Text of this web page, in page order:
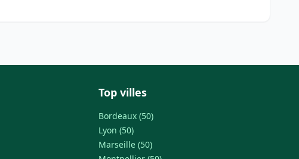
Top villes
Bordeaux (50)
Lyon (50)
Marseille (50)